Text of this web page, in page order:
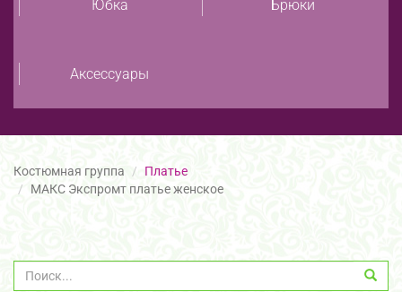
Юбка Брюки
Аксессуары
Костюмная группа
Платье
МАКС Экспромт платье женское